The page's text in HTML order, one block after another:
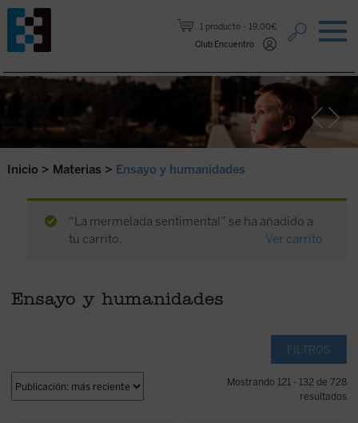
1 producto
19,00€
Club Encuentro
Saltar al contenido.
Inicio > Materias > Ensayo y humanidades
“La mermelada sentimental” se ha añadido a
tu carrito.
Ver carrito
Ensayo y humanidades
FILTROS
Mostrando 121 - 132 de 728
resultados